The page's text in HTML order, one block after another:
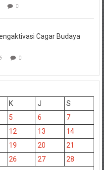
0
Cagar Budaya
0
K J
S
5 6
7
12 13
14
19 20
21
26 27
28